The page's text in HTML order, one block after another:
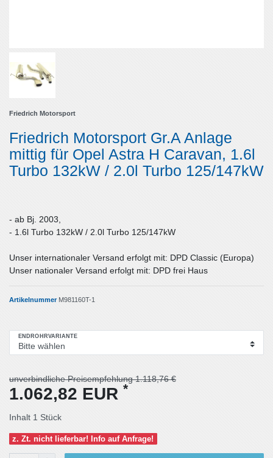
Friedrich Motorsport
Friedrich Motorsport Gr.A Anlage
mittig für Opel Astra H Caravan, 1.6l
Turbo 132kW / 2.0l Turbo 125/147kW
- ab Bj. 2003,
- 1.6l Turbo 132kW / 2.0l Turbo 125/147kW
Unser internationaler Versand erfolgt mit: DPD Classic (Europa)
Unser nationaler Versand erfolgt mit: DPD frei Haus
Artikelnummer M981160T-1
ENDROHRVARIANTE
unverbindliche Preisempfehlung 1.118,76 €
1.062,82 EUR *
Inhalt 1 Stück
z. Zt. nicht lieferbar! Info auf Anfrage!